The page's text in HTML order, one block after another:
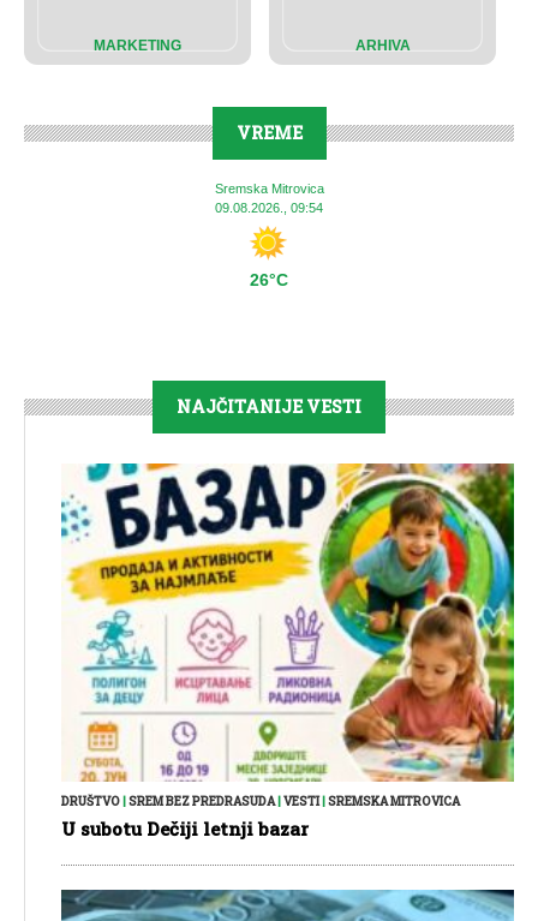
MARKETING ARHIVA
VREME
Sremska Mitrovica
09.08.2026., 09:54
26°C
NAJČITANIJE VESTI
DRUŠTVO SREM BEZ PREDRASUDA| VESTI| SREMSKA MITROVICA
U subotu Dečiji letnji bazar